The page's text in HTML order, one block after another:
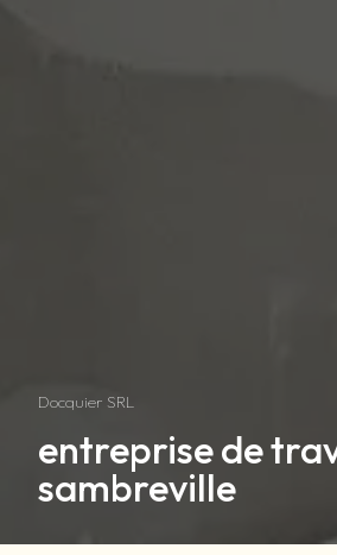
entreprise de
sambreville
Docquier SRL